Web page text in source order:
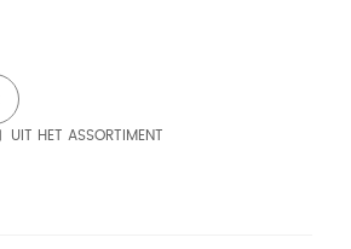
UIT HET ASSORTIMENT